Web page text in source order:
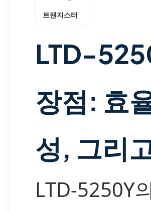
트랜지스터
LTD-
장점: 효
성, 그리
LTD-5250Y